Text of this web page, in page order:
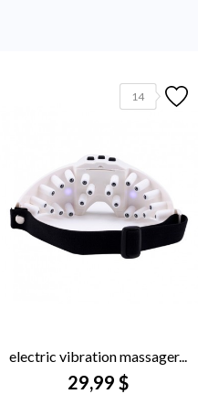
14
electric vibration massager...
29,99 $